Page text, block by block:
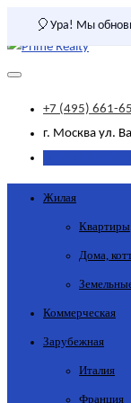
🎈 Ура! Мы
+7 (495) 661-
г. Москва ул.
Жилая
Квартиры
Дома,
Коммерческая
Зарубежная
Италия
Франция